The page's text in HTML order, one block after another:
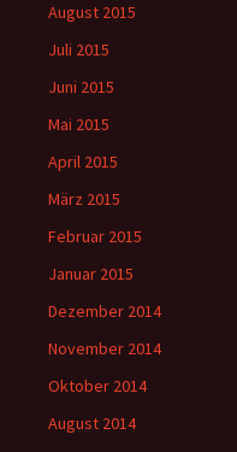
August 2015
Juli 2015
Juni 2015
Mai 2015
April 2015
März 2015
Februar 2015
Januar 2015
Dezember 2014
November 2014
Oktober 2014
August 2014